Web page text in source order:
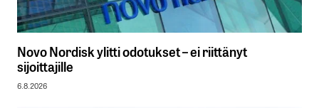
Novo Nordisk ylitti odotukset – ei riittänyt
sijoittajille
6.8.2026